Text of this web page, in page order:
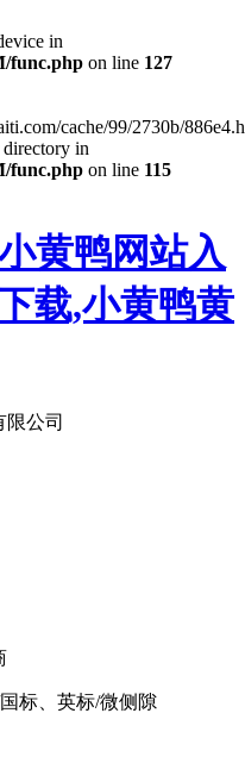
in
func.php on line 127
cache/99/2730b/
in
func.php on line 115
黄鸭网站入
载,小黄鸭黄
公司
标、英标/微侧隙